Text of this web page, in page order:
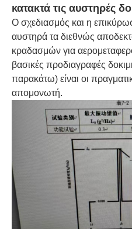
κατακτά τις αυστηρές
Ο σχεδιασμός και η
αυστηρά τα διεθνώς
κραδασμών για
βασικές προδιαγραφές
παρακάτω) είναι οι
απομονωτή.